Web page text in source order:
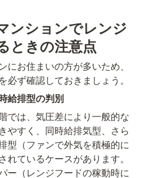
ンションでレンジ
ときの注意点
お住まいの方が多いため、
ず確認しておきましょう。
給排型の判別
では、気圧差により一般的な
やすく、同時給排気型、さら
型（ファンで外気を積極的に
ているケースがあります。
ー（レンジフードの稼動時に